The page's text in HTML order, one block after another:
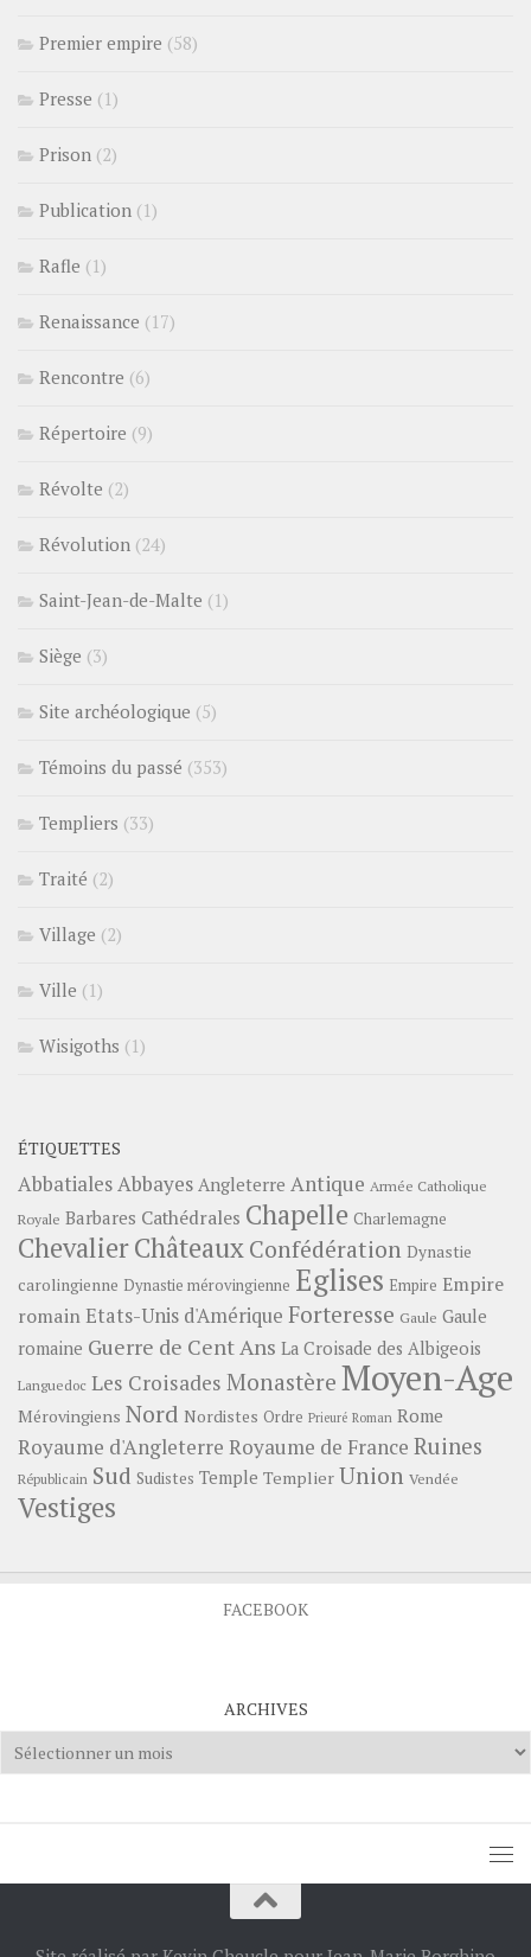
Premier empire (58)
Presse (1)
Prison (2)
Publication (1)
Rafle (1)
Renaissance (17)
Rencontre (6)
Répertoire (9)
Révolte (2)
Révolution (24)
Saint-Jean-de-Malte (1)
Siège (3)
Site archéologique (5)
Témoins du passé (353)
Templiers (33)
Traité (2)
Village (2)
Ville (1)
Wisigoths (1)
ÉTIQUETTES
Abbatiales Abbayes Angleterre Antique Armée Catholique
Royale Barbares Cathédrales Chapelle Charlemagne
ChevalierChâteauxConfédération Dynastie
carolingienne Dynastie mérovingienne Eglises Empire Empire
romainEtats-Unis d'Amérique Forteresse Gaule Gaule
romaine Guerre de Cent Ans La Croisade des Albigeois
Languedoc Les Croisades Monastère Moyen-Age
Mérovingiens Nord Nordistes Ordre Prieuré Roman Rome
Royaume d'Angleterre Royaume de France Ruines
Républicain Sud Sudistes Temple Templier Union Vendée
Vestiges
FACEBOOK
ARCHIVES
Archives